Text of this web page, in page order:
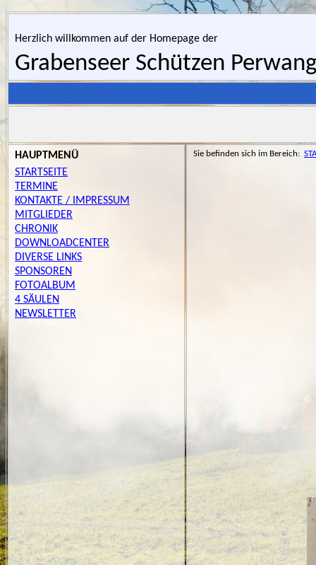
Herzlich willkommen auf der Homepage der
Grabenseer Schützen Perwang
HAUPTMENÜ
STARTSEITE
TERMINE
KONTAKTE / IMPRESSUM
MITGLIEDER
CHRONIK
DOWNLOADCENTER
DIVERSE LINKS
SPONSOREN
FOTOALBUM
4 SÄULEN
NEWSLETTER
Sie befinden sich im Bereich: